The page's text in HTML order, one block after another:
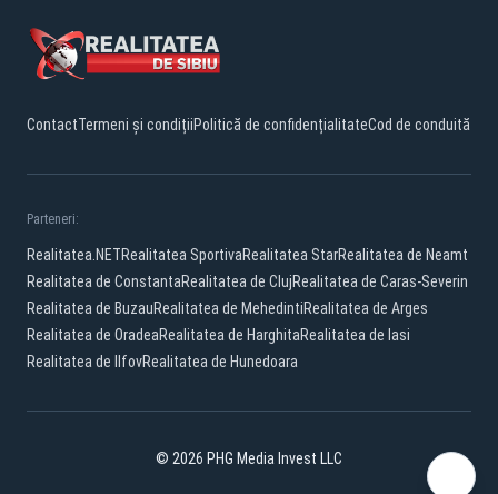
ContactTermeni și condițiiPolitică de confidențialitateCod de conduită
Parteneri:
Realitatea.NETRealitatea SportivaRealitatea StarRealitatea de Neamt
Realitatea de ConstantaRealitatea de ClujRealitatea de Caras-Severin
Realitatea de BuzauRealitatea de MehedintiRealitatea de Arges
Realitatea de OradeaRealitatea de HarghitaRealitatea de Iasi
Realitatea de IlfovRealitatea de Hunedoara
© 2026 PHG Media Invest LLC